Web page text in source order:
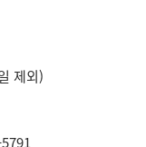
제외)